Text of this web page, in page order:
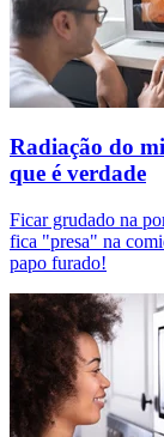
Radiação do
que é verdade
Ficar grudado na
fica "presa" na
papo furado!